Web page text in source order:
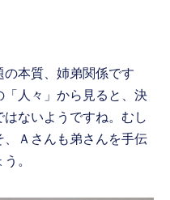
本質、姉弟関係です
人々」から見ると、決
ないようですね。むし
Ａさんも弟さんを手伝
。